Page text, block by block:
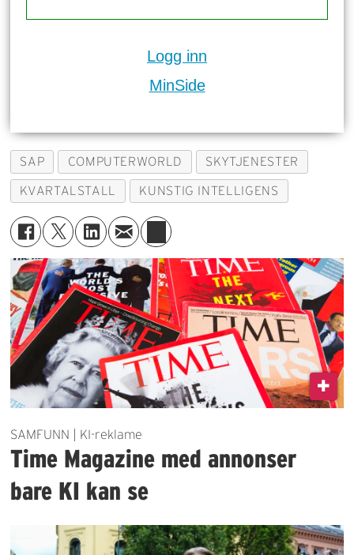
Logg inn
MinSide
SAP COMPUTERWORLD SKYTJENESTER
KVARTALSTALL KUNSTIG INTELLIGENS
SAMFUNN | KI-reklame
Time Magazine med annonser
bare KI kan se